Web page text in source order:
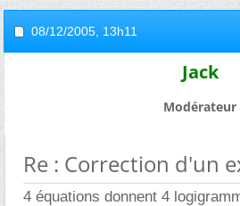
08/12/2005, 13h11
Jack
Modérateur
Re : Correction d'un
4 équations donnent 4